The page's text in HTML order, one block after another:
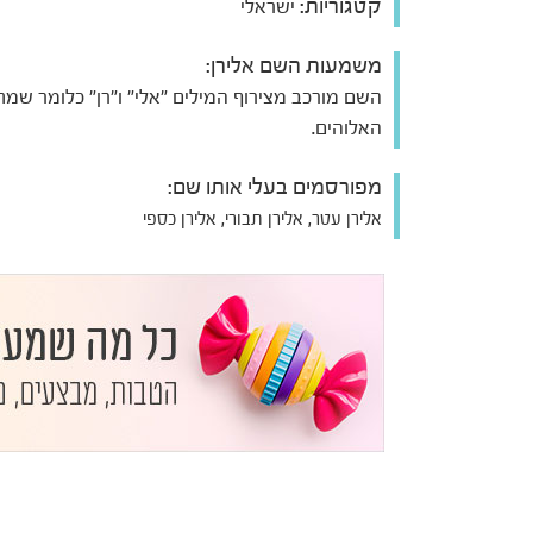
קטגוריות: ישראלי
משמעות השם אלירן:
השם מורכב מצירוף המילים "אלי" ו"רן" כלומר
האלוהים.
מפורסמים בעלי אותו שם:
אלירן עטר, אלירן תבורי, אלירן כספי